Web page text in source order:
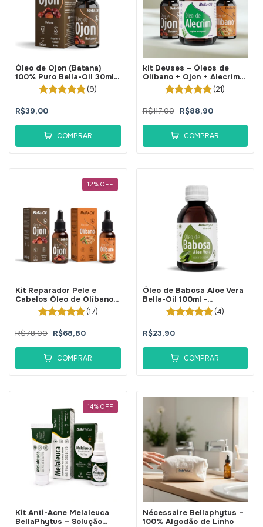
Óleo de Ojon (Batana)
100% Puro Bella-Oil 30ml -
BellaPhytus
(9)
R$39,00
COMPRAR
kit Deuses – Óleos de
Olíbano + Ojon + Alecrim
100% Puros BellaPhytus
(21)
R$117,00 R$88,90
COMPRAR
12% OFF
Kit Reparador Pele e
Cabelos Óleo de Olíbano +
Ojon 100% Puros -
BellaPhytus
(17)
R$78,00 R$68,80
COMPRAR
Óleo de Babosa Aloe Vera
Bella-Oil 100ml -
BellaPhytus
(4)
R$23,90
COMPRAR
14% OFF
Kit Anti-Acne Melaleuca
BellaPhytus – Solução
Nécessaire Bellaphytus –
100% Algodão de Linho